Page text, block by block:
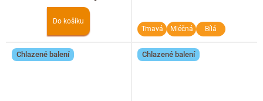
cena:
Do košíku
Tmavá Mléčná Bílá
Chlazené balení Chlazené balení